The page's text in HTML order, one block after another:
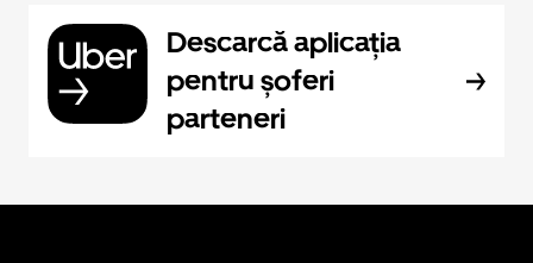
Descarcă aplicația
pentru șoferi
parteneri